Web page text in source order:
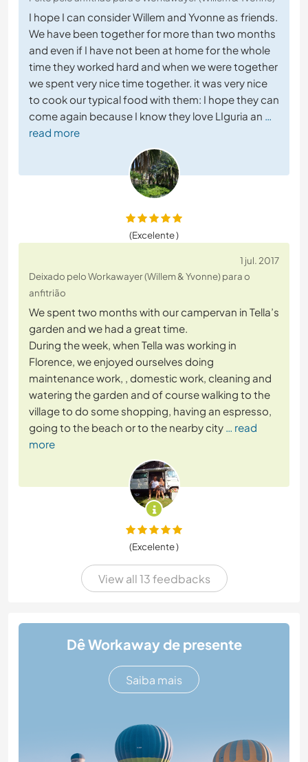
I hope I can consider Willem and Yvonne as friends.
We have been together for more than two months
and even if I have not been at home for the whole
time they worked hard and when we were together
we spent very nice time together. it was very nice
to cook our typical food with them: I hope they can
come again because I know they love LIguria an …
read more
(Excelente )
1 jul. 2017
Deixado pelo Workawayer (Willem & Yvonne) para o
anfitrião
We spent two months with our campervan in Tella’s
garden and we had a great time.
During the week, when Tella was working in
Florence, we enjoyed ourselves doing
maintenance work, , domestic work, cleaning and
watering the garden and of course walking to the
village to do some shopping, having an espresso,
going to the beach or to the nearby city … read
more
(Excelente )
View all 13 feedbacks
Dê Workaway de presente
Saiba mais